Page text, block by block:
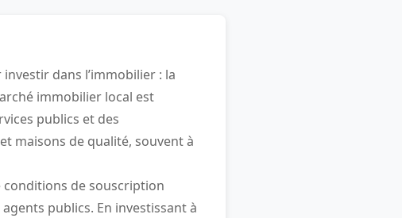
dans l’immobilier : la
immobilier local est
publics et des
maisons de qualité, souvent à
de souscription
publics. En investissant à